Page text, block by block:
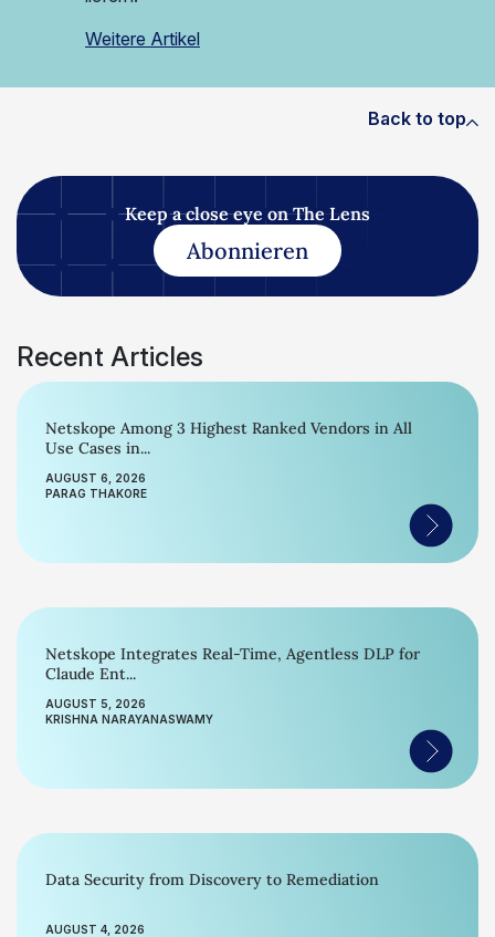
Weitere Artikel
Back to top
Keep a close eye on The Lens
Abonnieren
Recent Articles
Netskope Among 3 Highest Ranked Vendors in All
Use Cases in...
AUGUST 6, 2026
PARAG THAKORE
Netskope Integrates Real-Time, Agentless DLP for
Claude Ent...
AUGUST 5, 2026
KRISHNA NARAYANASWAMY
Data Security from Discovery to Remediation
AUGUST 4, 2026